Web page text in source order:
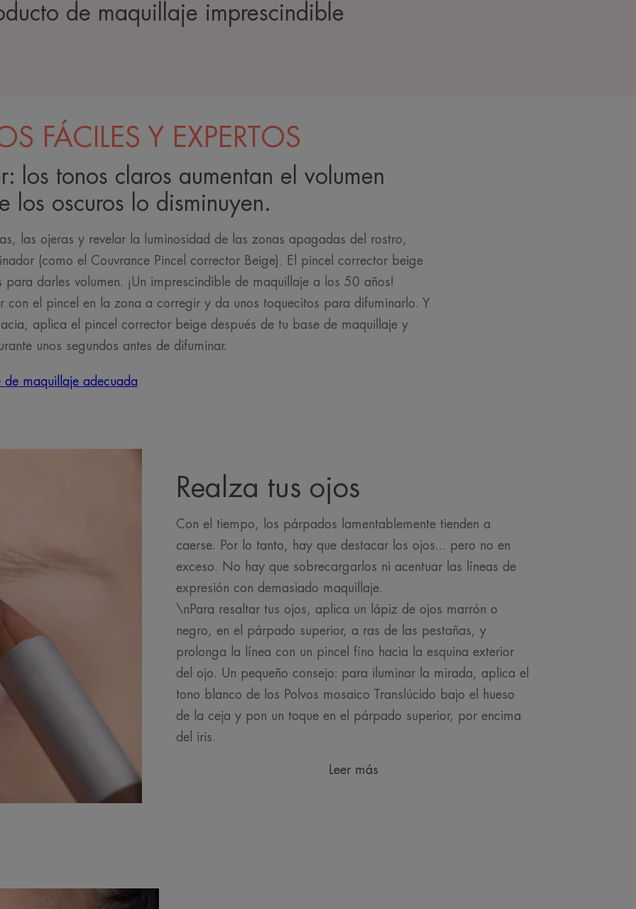
de maquillaje imprescindible
FÁCILES Y EXPERTOS
los tonos claros aumentan el volumen
los oscuros lo disminuyen.
las ojeras y revelar la luminosidad de las zonas apagadas del rostro,
(como el Couvrance Pincel corrector Beige). El pincel corrector beige
para darles volumen. ¡Un imprescindible de maquillaje a los 50 años!
el pincel en la zona a corregir y da unos toquecitos para difuminarlo. Y
aplica el pincel corrector beige después de tu base de maquillaje y
unos segundos antes de difuminar.
maquillaje adecuada
Realza tus ojos
Con el tiempo, los párpados lamentablemente tienden a
caerse. Por lo tanto, hay que destacar los ojos... pero no en
exceso. No hay que sobrecargarlos ni acentuar las líneas de
expresión con demasiado maquillaje.
\nPara resaltar tus ojos, aplica un lápiz de ojos marrón o
negro, en el párpado superior, a ras de las pestañas, y
prolonga la línea con un pincel fino hacia la esquina exterior
del ojo. Un pequeño consejo: para iluminar la mirada, aplica el
tono blanco de los Polvos mosaico Translúcido bajo el hueso
de la ceja y pon un toque en el párpado superior, por encima
del iris.
Leer más